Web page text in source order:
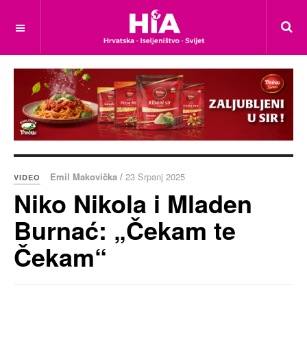
VIDEO Emil Makovička / 23 Srpanj 2025
Niko Nikola i Mladen
Burnać: „Čekam te
Čekam“